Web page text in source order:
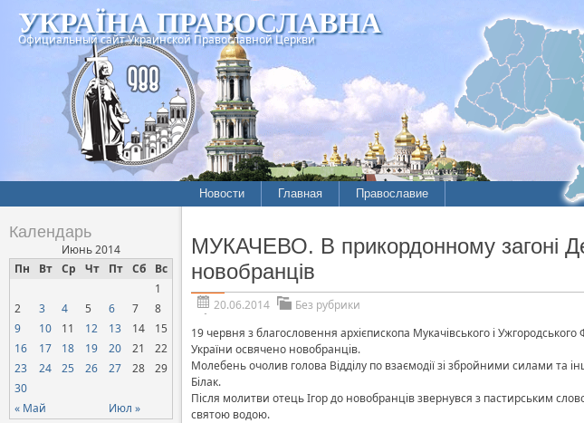
УКРАЇНА ПРАВОСЛАВНА
Официальный сайт Украинской Православной Церкви
Новости Главная Православие
Календарь
Июнь 2014
Пн
Вт Ср Чт Пт Сб Вс
« Май Июл »
1
2
3 4 5 6 7
8
9
10 11 12 13 14
15
16
17 18 19 20 21
22
23
24 25 26 27 28
29
30
МУКАЧЕВО. В прикордонному загоні
новобранців
20.06.2014
Без рубрики
19 червня з благословення архієпископа Мукачівського і
України освячено новобранців.
Молебень очолив голова Відділу по взаємодії зі збройними силами та
Білак.
Після молитви отець Ігор до новобранців звернувся з пастирським
святою водою.